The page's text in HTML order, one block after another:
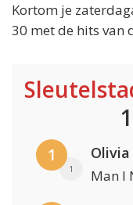
Kortom je
30 met de hits van
1
1
Olivia
Man I